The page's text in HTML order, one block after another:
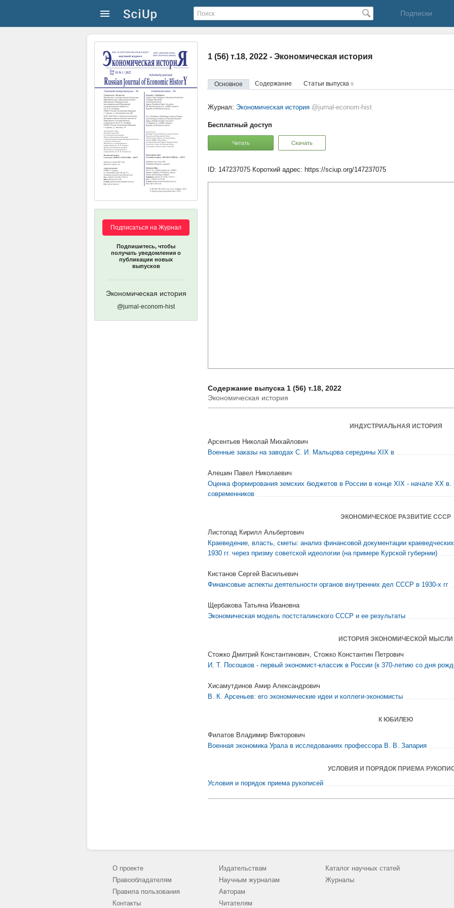
Подписки
1 (56) т.18, 2022 - Экономическая история
Основное Содержание Статьи выпуска 9
Подписаться на Журнал
Подпишитесь, чтобы
получать уведомления о
публикации новых
выпусков
Экономическая история
@jurnal-econom-hist
Журнал: Экономическая история @jurnal-econom-hist
Бесплатный доступ
Читать Скачать
ID: 147237075 Короткий адрес: https://sciup.org/147237075
Содержание выпуска 1 (56) т.18, 2022
Экономическая история
ИНДУСТРИАЛЬНАЯ ИСТОРИЯ
Арсентьев Николай Михайлович
Военные заказы на заводах С. И. Мальцова середины XIX в
Алешин Павел Николаевич
Оценка формирования земских бюджетов в России в конце XIX - начале ХХ в.
современников
ЭКОНОМИЧЕСКОЕ РАЗВИТИЕ СССР
Листопад Кирилл Альбертович
Краеведение, власть, сметы: анализ финансовой документации
1930 гг. через призму советской идеологии (на примере Курской губернии)
Кистанов Сергей Васильевич
Финансовые аспекты деятельности органов внутренних дел СССР в 1930-х гг
Щербакова Татьяна Ивановна
Экономическая модель постсталинского СССР и ее результаты
ИСТОРИЯ ЭКОНОМИЧЕСКОЙ МЫСЛИ
Стожко Дмитрий Константинович, Стожко Константин Петрович
И. Т. Посошков - первый экономист-классик в России (к 370-летию со дня
Хисамутдинов Амир Александрович
В. К. Арсеньев: его экономические идеи и коллеги-экономисты
К ЮБИЛЕЮ
Филатов Владимир Викторович
Военная экономика Урала в исследованиях профессора В. В. Запария
УСЛОВИЯ И ПОРЯДОК ПРИЕМА
Условия и порядок приема рукописей
О проекте
Правообладателям
Правила пользования
Контакты
Издательствам
Научным журналам
Авторам
Читателям
Каталог научных статей
Журналы